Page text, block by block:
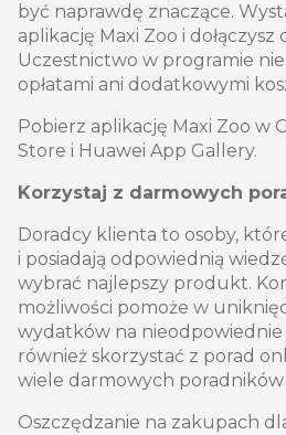
być naprawdę znaczące.
aplikację Maxi Zoo i
Uczestnictwo w programie nie
opłatami ani dodatkowymi
Pobierz aplikację Maxi Zoo w
Store i Huawei App Gallery.
Korzystaj z darmowych
Doradcy klienta to osoby,
i posiadają odpowiednią
wybrać najlepszy produkt.
możliwości pomoże w
wydatków na nieodpowiednie
również skorzystać z porad
wiele darmowych poradników
Oszczędzanie na zakupach